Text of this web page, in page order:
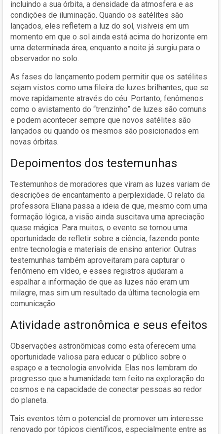
incluindo a sua órbita, a densidade da atmosfera e as
condições de iluminação. Quando os satélites são
lançados, eles refletem a luz do sol, visíveis em um
momento em que o sol ainda está acima do horizonte em
uma determinada área, enquanto a noite já surgiu para o
observador no solo.
As fases do lançamento podem permitir que os satélites
sejam vistos como uma fileira de luzes brilhantes, que se
move rapidamente através do céu. Portanto, fenômenos
como o avistamento do “trenzinho” de luzes são comuns
e podem acontecer sempre que novos satélites são
lançados ou quando os mesmos são posicionados em
novas órbitas.
Depoimentos dos testemunhas
Testemunhos de moradores que viram as luzes variam de
descrições de encantamento a perplexidade. O relato da
professora Eliana passa a ideia de que, mesmo com uma
formação lógica, a visão ainda suscitava uma apreciação
quase mágica. Para muitos, o evento se tornou uma
oportunidade de refletir sobre a ciência, fazendo ponte
entre tecnologia e materiais de ensino anterior. Outras
testemunhas também aproveitaram para capturar o
fenômeno em vídeo, e esses registros ajudaram a
espalhar a informação de que as luzes não eram um
milagre, mas sim um resultado da última tecnologia em
comunicação.
Atividade astronômica e seus efeitos
Observações astronômicas como esta oferecem uma
oportunidade valiosa para educar o público sobre o
espaço e a tecnologia envolvida. Elas nos lembram do
progresso que a humanidade tem feito na exploração do
cosmos e na capacidade de conectar pessoas ao redor
do planeta.
Tais eventos têm o potencial de promover um interesse
renovado por tópicos científicos, especialmente entre as